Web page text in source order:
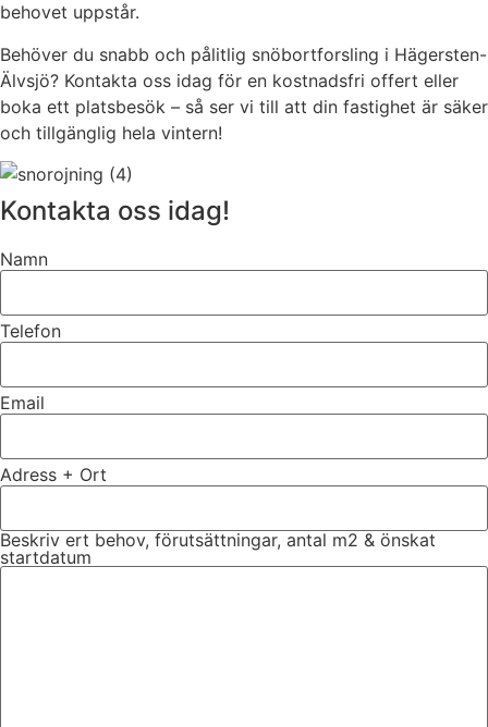
behovet uppstår.
Behöver du snabb och pålitlig snöbortforsling i Hägersten-
Älvsjö? Kontakta oss idag för en kostnadsfri offert eller
boka ett platsbesök – så ser vi till att din fastighet är säker
och tillgänglig hela vintern!
Kontakta oss idag!
Namn
Telefon
Email
Adress + Ort
Beskriv ert behov, förutsättningar, antal m2 & önskat
startdatum